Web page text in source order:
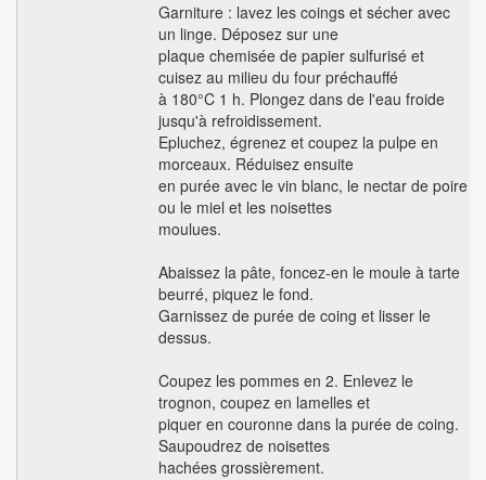
Garniture : lavez les coings et sécher avec
un linge. Déposez sur une
plaque chemisée de papier sulfurisé et
cuisez au milieu du four préchauffé
à 180°C 1 h. Plongez dans de l'eau froide
jusqu'à refroidissement.
Epluchez, égrenez et coupez la pulpe en
morceaux. Réduisez ensuite
en purée avec le vin blanc, le nectar de poire
ou le miel et les noisettes
moulues.
Abaissez la pâte, foncez-en le moule à tarte
beurré, piquez le fond.
Garnissez de purée de coing et lisser le
dessus.
Coupez les pommes en 2. Enlevez le
trognon, coupez en lamelles et
piquer en couronne dans la purée de coing.
Saupoudrez de noisettes
hachées grossièrement.